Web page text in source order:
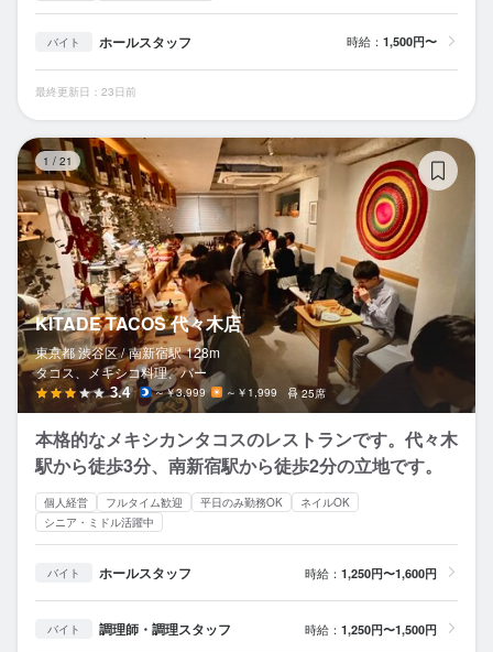
バイト ホールスタッフ 時給： 1,500円〜
最終更新日：23日前
1 / 21
KITADE TACOS 代々木店
東京都 渋谷区 / 南新宿駅 128m
タコス、メキシコ料理、バー
3.4 ～￥3,999 ～￥1,999 25席
本格的なメキシカンタコスのレストランです。代々木
駅から徒歩3分、南新宿駅から徒歩2分の立地です。
個人経営 フルタイム歓迎 平日のみ勤務OK
ネイルOK
シニア・ミドル活躍中
バイト ホールスタッフ 時給： 1,250円〜1,600円
バイト 調理師・調理スタッフ 時給： 1,250円〜1,500円